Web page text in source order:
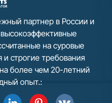
(MRL/MR) 5.
безопасности 6.
управления
партнер в России и
на суровые
и строгие требования
более чем 20-летний
опыт.: